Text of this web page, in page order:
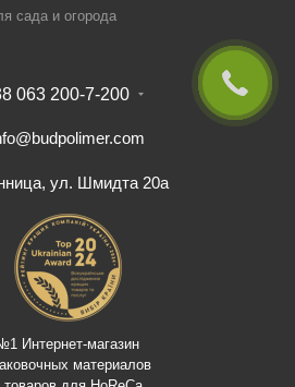
сада и огорода
063 200-7-200
ул. Шмидта 20а
Интернет-магазин
материалов